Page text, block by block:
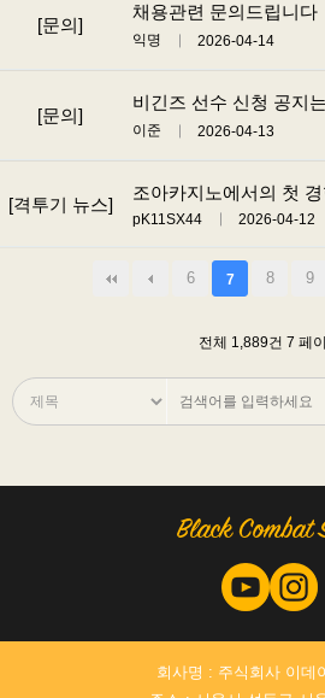
[문의]
채용관련 문의드립니다
익명 2026-04-14
[문의]
비긴즈 선수 신청 공지
이준 2026-04-13
[격투기 뉴스]
조아카지노에서의 첫
pK11SX44 2026-04-12
6 7 8 9
전체 1,889건 7 페
회사명 : 주식회사 이데